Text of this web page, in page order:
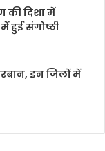
की दिशा में
हुई संगोष्ठी
इन जिलों में